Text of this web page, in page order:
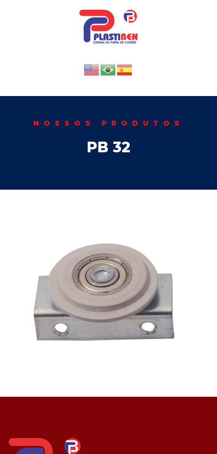
NOSSOS PRODUTOS
PB 32